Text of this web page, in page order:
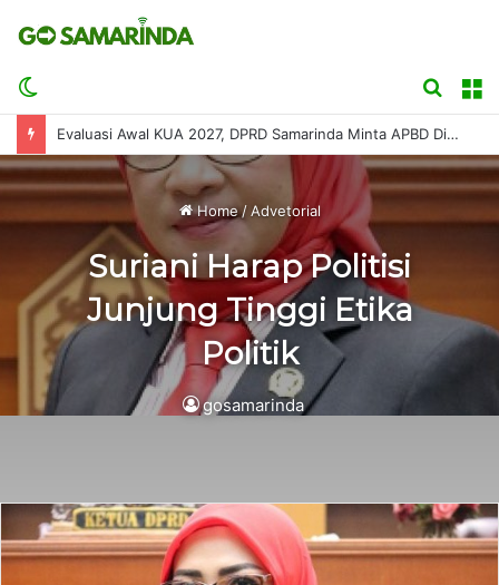
skin
Search
for
Evaluasi Awal KUA 2027, DPRD Samarinda Minta APBD Disusun Sesuai Kemampuan Fiskal
Home/ Advetorial
Suriani Harap Politisi
Junjung Tinggi Etika
Politik
gosamarinda